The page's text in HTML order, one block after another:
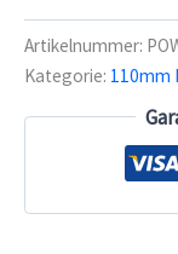
110/85A
white
Menge
Artikelnummer:
Kategorie: 110mm